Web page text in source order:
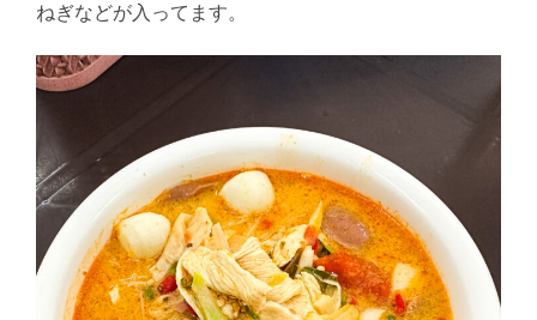
ねぎなどが入ってます。